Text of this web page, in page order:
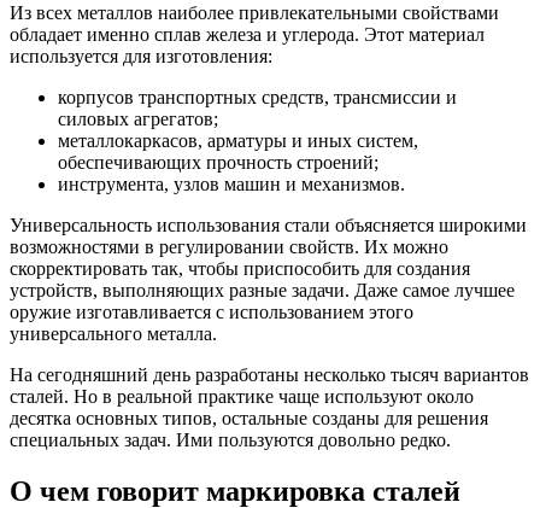
Из всех металлов наиболее привлекательными свойствами
обладает именно сплав железа и углерода. Этот материал
используется для изготовления:
корпусов транспортных средств, трансмиссии и
силовых агрегатов;
металлокаркасов, арматуры и иных систем,
обеспечивающих прочность строений;
инструмента, узлов машин и механизмов.
Универсальность использования стали объясняется широкими
возможностями в регулировании свойств. Их можно
скорректировать так, чтобы приспособить для создания
устройств, выполняющих разные задачи. Даже самое лучшее
оружие изготавливается с использованием этого
универсального металла.
На сегодняшний день разработаны несколько тысяч вариантов
сталей. Но в реальной практике чаще используют около
десятка основных типов, остальные созданы для решения
специальных задач. Ими пользуются довольно редко.
О чем говорит маркировка сталей